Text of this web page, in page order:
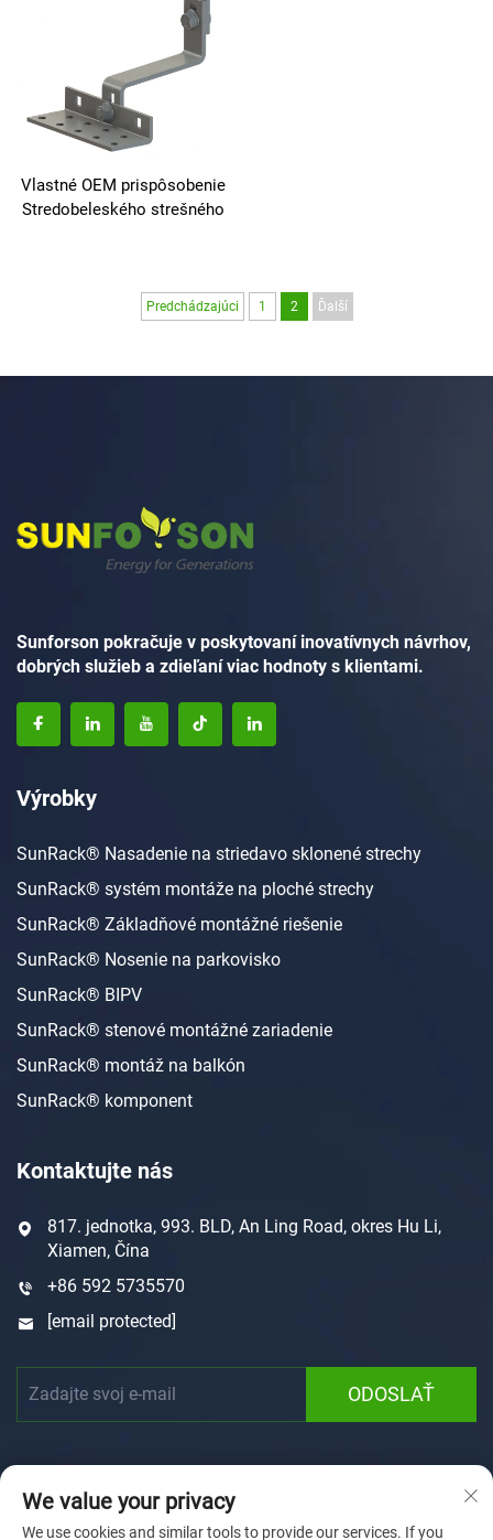
Vlastné OEM prispôsobenie
Stredobeleského strešného
Predchádzajúci 1 2 Ďalší
Sunforson pokračuje v poskytovaní inovatívnych návrhov,
dobrých služieb a zdieľaní viac hodnoty s klientami.
Výrobky
SunRack® Nasadenie na striedavo sklonené strechy
SunRack® systém montáže na ploché strechy
SunRack® Základňové montážné riešenie
SunRack® Nosenie na parkovisko
SunRack® BIPV
SunRack® stenové montážné zariadenie
SunRack® montáž na balkón
SunRack® komponent
Kontaktujte nás
817. jednotka, 993. BLD, An Ling Road, okres Hu Li,
Xiamen, Čína
+86 592 5735570
[email protected]
ODOSLAŤ
We value your privacy
We use cookies and similar tools to provide our services. If you